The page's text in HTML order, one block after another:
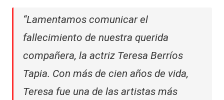
“Lamentamos comunicar el
fallecimiento de nuestra querida
compañera, la actriz Teresa Berríos
Tapia. Con más de cien años de vida,
Teresa fue una de las artistas más